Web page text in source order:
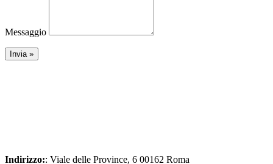
Messaggio
Indirizzo:: Viale delle Province, 6 00162 Roma